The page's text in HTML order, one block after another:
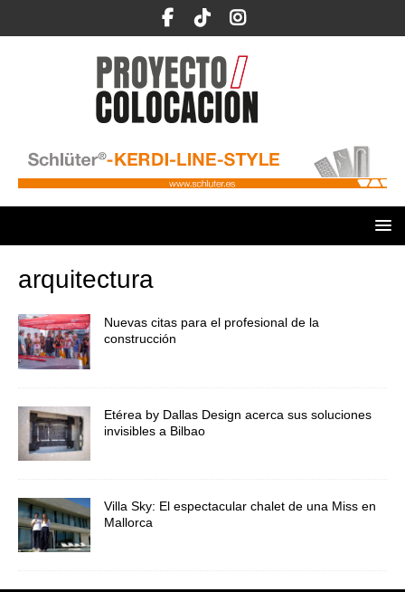
arquitectura
Nuevas citas para el profesional de la
construcción
Etérea by Dallas Design acerca sus soluciones
invisibles a Bilbao
Villa Sky: El espectacular chalet de una Miss en
Mallorca